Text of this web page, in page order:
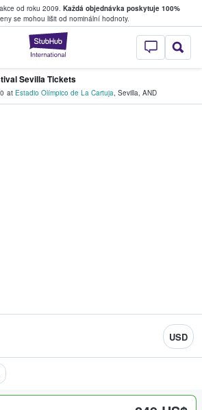
od roku 2009. Každá objednávka poskytuje 100%
se mohou lišit od nominální hodnoty.
StubHub –
a prodávají vstupenky
Sevilla Tickets
at Estadio Olímpico de La Cartuja, Sevilla, AND
USD